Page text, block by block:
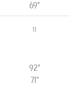
69°
11
92°
71°